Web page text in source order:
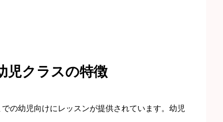
児クラスの特徴
の幼児向けにレッスンが提供されています。幼児